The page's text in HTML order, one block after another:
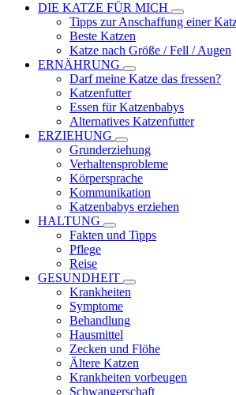
DIE KATZE FÜR MICH
Tipps zur Anschaffung einer
Beste Katzen
Katze nach Größe / Fell / Augen
ERNÄHRUNG
Darf meine Katze das fressen?
Katzenfutter
Essen für Katzenbabys
Alternatives Katzenfutter
ERZIEHUNG
Grunderziehung
Verhaltensprobleme
Körpersprache
Kommunikation
Katzenbabys erziehen
HALTUNG
Fakten und Tipps
Pflege
Reise
GESUNDHEIT
Krankheiten
Symptome
Behandlung
Hausmittel
Zecken und Flöhe
Ältere Katzen
Krankheiten vorbeugen
Schwangerschaft